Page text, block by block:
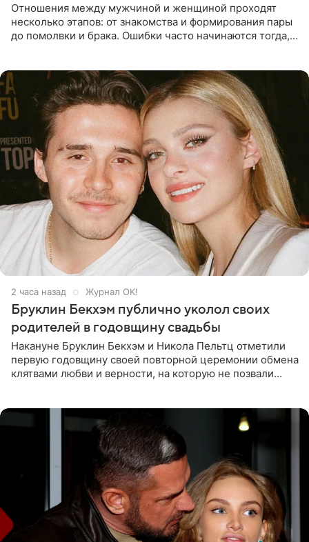
Отношения между мужчиной и женщиной проходят
несколько этапов: от знакомства и формирования пары
до помолвки и брака. Ошибки часто начинаются тогда,
2 часа назад Журнал OK!
Бруклин Бекхэм публично уколол своих
родителей в годовщину свадьбы
Накануне Бруклин Бекхэм и Никола Пельтц отметили
первую годовщину своей повторной церемонии обмена
клятвами любви и верности, на которую не позвали